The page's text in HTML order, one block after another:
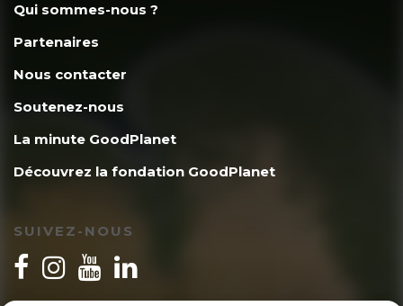
Qui sommes-nous ?
Partenaires
Nous contacter
Soutenez-nous
La minute GoodPlanet
Découvrez la fondation GoodPlanet
SUIVEZ-NOUS